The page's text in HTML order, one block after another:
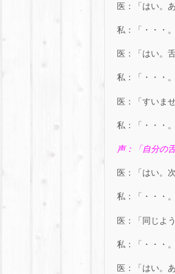
医：「はい。
私：「・・・
医：「はい。
私：「・・・
医：「すいま
私：「・・・
声：「自分の
医：「はい。
私：「・・・
医：「同じよ
私：「・・・
医：「はい。